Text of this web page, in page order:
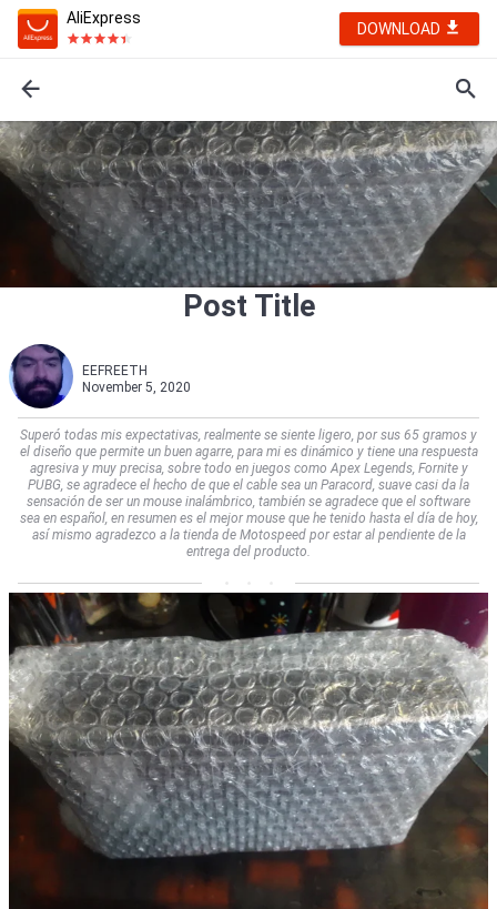
AliExpress
DOWNLOAD
Post Title
EEFREETH
November 5, 2020
Superó todas mis expectativas, realmente se siente ligero, por sus 65 gramos y
el diseño que permite un buen agarre, para mi es dinámico y tiene una respuesta
agresiva y muy precisa, sobre todo en juegos como Apex Legends, Fornite y
PUBG, se agradece el hecho de que el cable sea un Paracord, suave casi da la
sensación de ser un mouse inalámbrico, también se agradece que el software
sea en español, en resumen es el mejor mouse que he tenido hasta el día de hoy,
así mismo agradezco a la tienda de Motospeed por estar al pendiente de la
entrega del producto.